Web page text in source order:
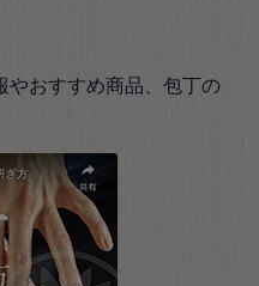
おすすめ商品、包丁の